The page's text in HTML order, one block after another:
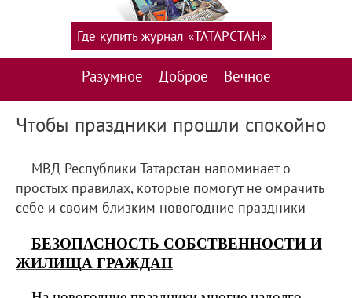
Разумное Доброе Вечное
Где купить журнал «ТАТАРСТАН»
Чтобы праздники прошли спокойно
МВД Республики Татарстан напоминает о
простых правилах, которые помогут не омрачить
себе и своим близким новогодние праздники
БЕЗОПАСНОСТЬ СОБСТВЕННОСТИ И
ЖИЛИЩА ГРАЖДАН